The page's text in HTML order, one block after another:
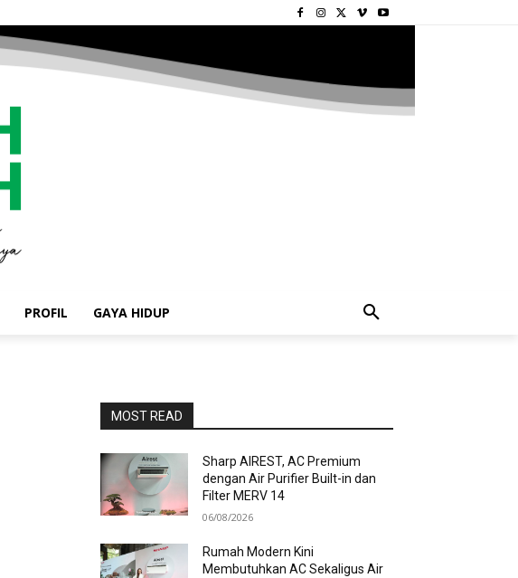
PROFIL GAYA HIDUP
MOST READ
Sharp AIREST, AC Premium
dengan Air Purifier Built-in dan
Filter MERV 14
06/08/2026
Rumah Modern Kini
Membutuhkan AC Sekaligus Air